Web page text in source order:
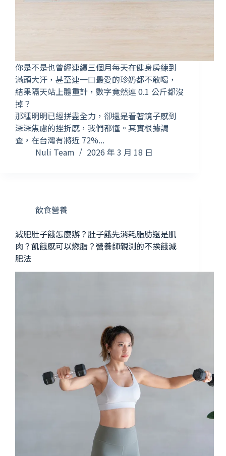
你是不是也曾經連續三個月每天在健身房練到
滿頭大汗，甚至連一口最愛的珍奶都不敢喝，
結果隔天站上體重計，數字竟然連 0.1 公斤都沒
掉？
那種明明已經拼盡全力，卻還是看著鏡子感到
深深焦慮的挫折感，我們都懂。其實根據調
查，在台灣有將近 72%...
Nuli Team
2026 年 3 月 18 日
飲食營養
減肥肚子餓怎麼辦？肚子餓先消耗脂肪還是肌
肉？飢餓感可以燃脂？營養師親測的不挨餓減
肥法